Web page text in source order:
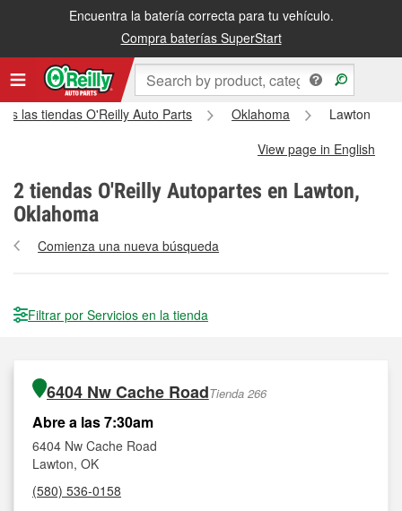
Encuentra la batería correcta para tu vehículo.
Compra baterías SuperStart
las tiendas O'Reilly Auto Parts Oklahoma
Lawton
View page in English
2 tiendas O'Reilly Autopartes en Lawton,
Oklahoma
Comienza una nueva búsqueda
Filtrar por Servicios en la tienda
6404 Nw Cache RoadTienda 266
Abre a las 7:30am
6404 Nw Cache Road
Lawton, OK
(580) 536-0158